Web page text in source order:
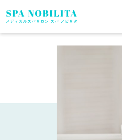
メニュー・料